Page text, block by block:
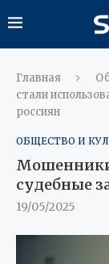
Главная
стали
россиян
ОБЩЕСТВО И
Мошенники
судебные
19/05/2025